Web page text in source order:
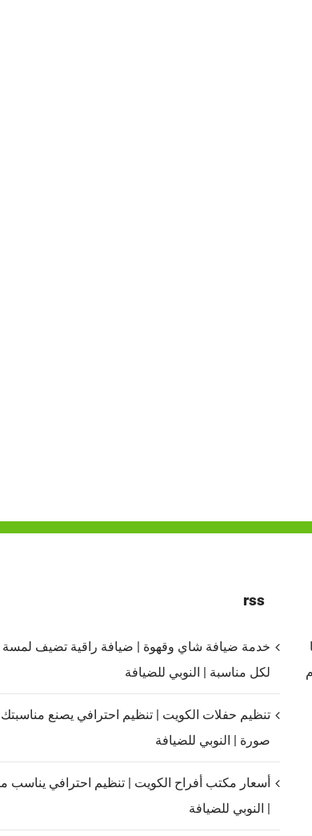
rss
خدمة ضيافة شاي وقهوة | ضيافة راقية تضيف لمسة
لكل مناسبة | النوبي للضيافة
تنظيم حفلات الكويت | تنظيم احترافي يصنع
صورة | النوبي للضيافة
أسعار مكتب أفراح الكويت | تنظيم احترافي يناسب
| النوبي للضيافة